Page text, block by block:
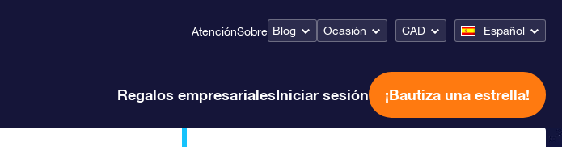
AtenciónSobre Blog Ocasión CAD Español
Regalos empresarialesIniciar sesión ¡Bautiza una estrella!